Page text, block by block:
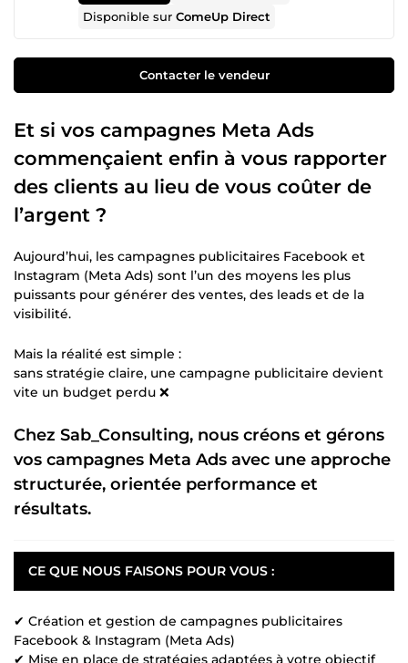
Disponible surComeUp Direct
Contacter le vendeur
Et si vos campagnes Meta Ads
commençaient enfin à vous rapporter
des clients au lieu de vous coûter de
l’argent ?
Aujourd’hui, les campagnes publicitaires Facebook et
Instagram (Meta Ads) sont l’un des moyens les plus
puissants pour générer des ventes, des leads et de la
visibilité.
Mais la réalité est simple :
sans stratégie claire, une campagne publicitaire devient
vite un budget perdu ❌
Chez Sab_Consulting, nous créons et gérons
vos campagnes Meta Ads avec une approche
structurée, orientée performance et
résultats.
CE QUE NOUS FAISONS POUR VOUS :
✔ Création et gestion de campagnes publicitaires
Facebook & Instagram (Meta Ads)
✔ Mise en place de stratégies adaptées à votre objectif